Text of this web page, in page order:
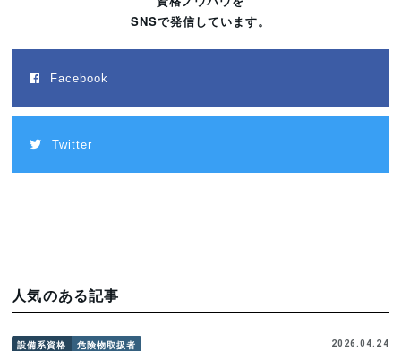
SNSで発信しています。
Facebook
Twitter
人気のある記事
設備系資格 危険物取扱者 2026.04.24